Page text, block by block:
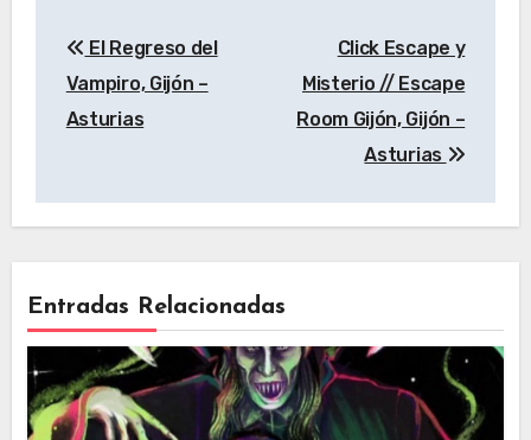
de
entradas
El Regreso del
Vampiro, Gijón –
Asturias
Click Escape y
Misterio // Escape
Room Gijón, Gijón –
Asturias
Entradas Relacionadas